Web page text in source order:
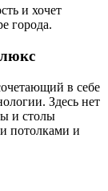
и хочет
города.
в себе
Здесь нет
и столы
потолками и